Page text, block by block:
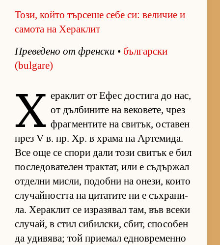
Този, който търсеше себе си: величие и
самота на Хераклит
Пре­ве­дено от френ­ски • бъл­гар­ски
(bulgare)
Х е­рак­лит от Ефес дос­тига до нас,
от дъл­би­ните на ве­ко­ве­те, чрез
фраг­мен­тите на сви­тък, ос­та­вен
през V в. пр. Хр. в храма на Ар­те­ми­да.
Все още се спори дали този сви­тък е бил
пос­ле­до­ва­те­лен трак­тат, или е съ­дър­жал
от­делни мис­ли, по­добни на оне­зи, ко­ито
слу­чай­ността на ци­та­тите ни е съх­ра­ни­
ла. Хе­рак­лит се из­ра­зя­вал там, във всеки
слу­чай, в стил си­бил­с­ки, сбит, спо­со­бен
да уди­вя­ва; той при­е­мал ед­нов­ре­менно